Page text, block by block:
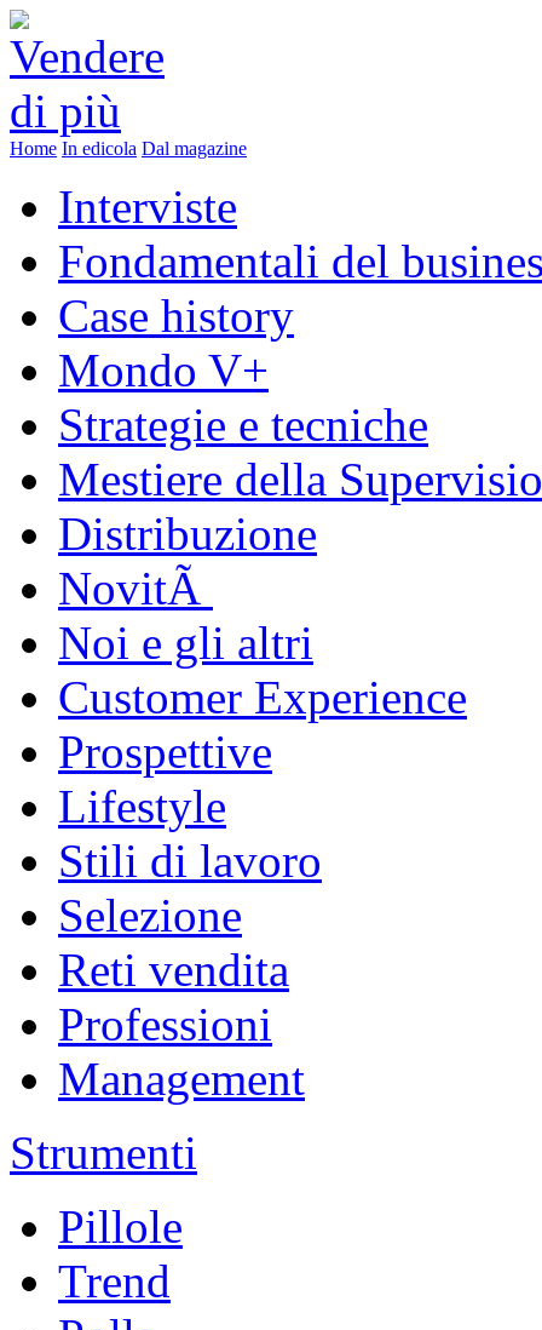
Home In edicola Dal magazine
Interviste
Fondamentali del
Case history
Mondo V+
Strategie e tecniche
Mestiere della
Distribuzione
NovitÃ
Noi e gli altri
Customer Experience
Prospettive
Lifestyle
Stili di lavoro
Selezione
Reti vendita
Professioni
Management
Strumenti
Pillole
Trend